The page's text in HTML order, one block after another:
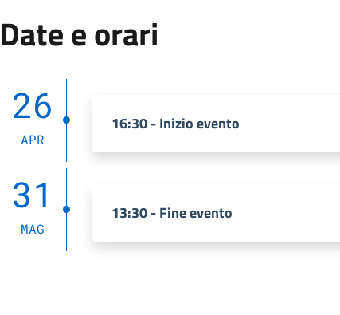
Date e orari
26
APR
16:30 - Inizio evento
31
MAG
13:30 - Fine evento